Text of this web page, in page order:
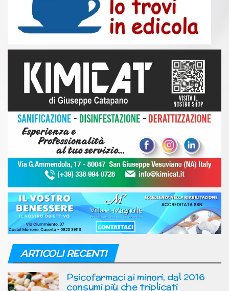
ARTICOLI RECENTI
Psicofarmaci ai minori, dal 2016
consumi più che triplicati